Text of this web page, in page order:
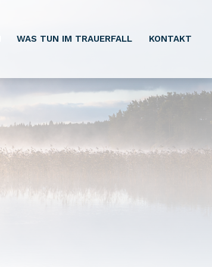
WAS TUN IM TRAUERFALL KONTAKT